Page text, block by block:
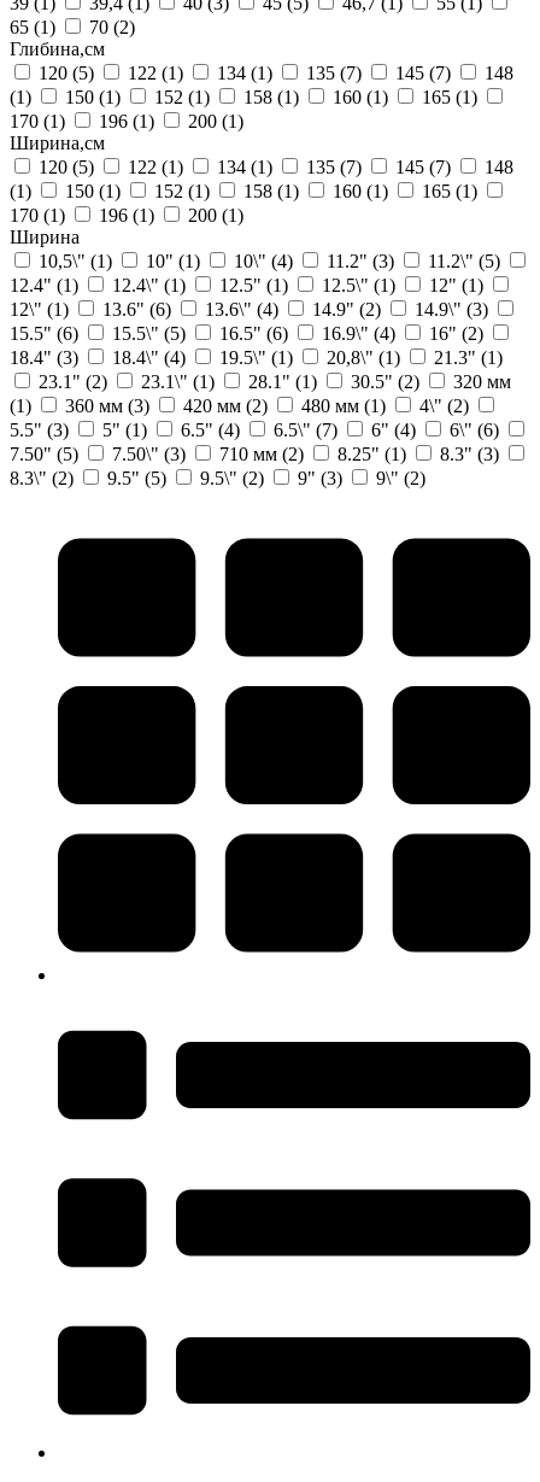
65 (1) 70 (2)
Глибина,см
120 (5) 122 (1) 134 (1) 135 (7) 145 (7)
148
(1)
150 (1) 152 (1) 158 (1) 160 (1) 165 (1)
170 (1) 196 (1) 200 (1)
Ширина,см
120 (5) 122 (1) 134 (1) 135 (7) 145 (7)
148
(1)
150 (1) 152 (1) 158 (1) 160 (1) 165 (1)
170 (1) 196 (1) 200 (1)
Ширина
10,5\" (1) 10" (1) 10\" (4) 11.2" (3) 11.2\" (5)
12.4" (1) 12.4\" (1) 12.5" (1) 12.5\" (1) 12" (1)
12\" (1) 13.6" (6) 13.6\" (4) 14.9" (2) 14.9\" (3)
15.5" (6) 15.5\" (5) 16.5" (6) 16.9\" (4) 16" (2)
18.4" (3) 18.4\" (4) 19.5\" (1) 20,8\" (1) 21.3" (1)
23.1" (2) 23.1\" (1) 28.1" (1) 30.5" (2)
320 мм
(1)
360 мм (3) 420 мм (2) 480 мм (1) 4\" (2)
5.5" (3) 5" (1) 6.5" (4) 6.5\" (7) 6" (4) 6\" (6)
7.50" (5) 7.50\" (3) 710 мм (2) 8.25" (1) 8.3" (3)
8.3\" (2) 9.5" (5) 9.5\" (2) 9" (3) 9\" (2)